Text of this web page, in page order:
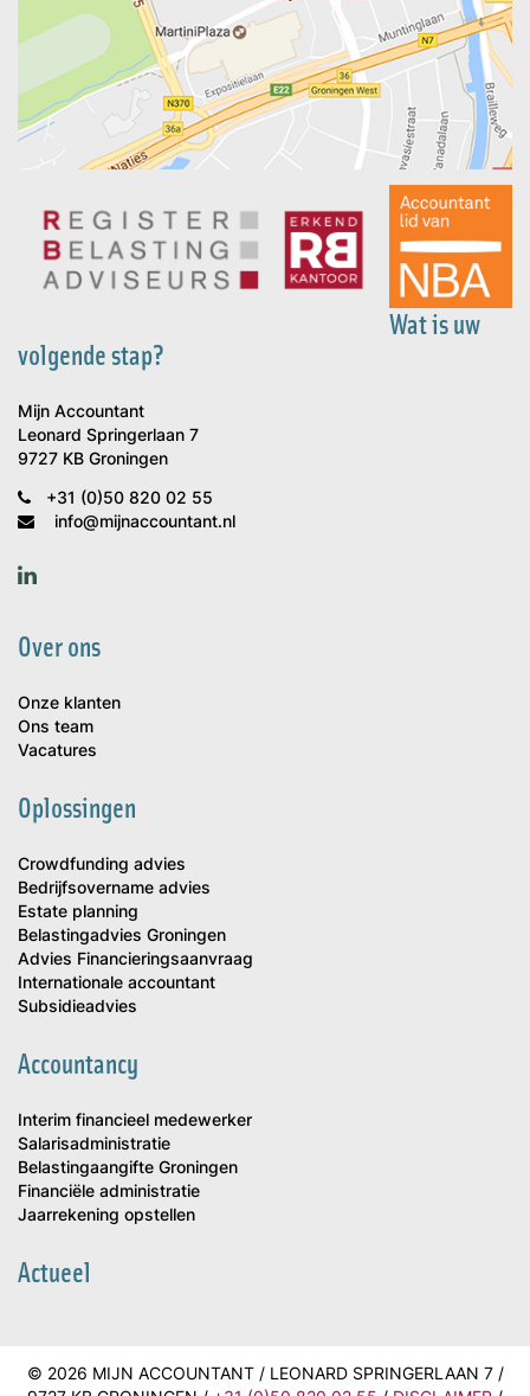
Wat is uw
volgende stap?
Mijn Accountant
Leonard Springerlaan 7
9727 KB Groningen
+31 (0)50 820 02 55
info@mijnaccountant.nl
Over ons
Onze klanten
Ons team
Vacatures
Oplossingen
Crowdfunding advies
Bedrijfsovername advies
Estate planning
Belastingadvies Groningen
Advies Financieringsaanvraag
Internationale accountant
Subsidieadvies
Accountancy
Interim financieel medewerker
Salarisadministratie
Belastingaangifte Groningen
Financiële administratie
Jaarrekening opstellen
Actueel
© 2026 MIJN ACCOUNTANT / LEONARD SPRINGERLAAN 7 /